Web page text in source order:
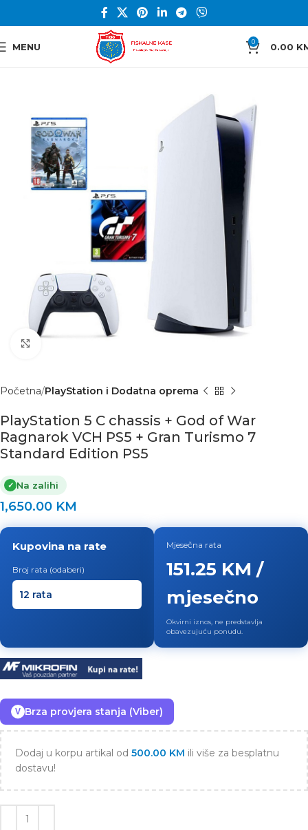
MENU 0 0.00
Početna PlayStation i Dodatna oprema
PlayStation 5 C chassis + God of War
Ragnarok VCH PS5 + Gran Turismo 7
Standard Edition PS5
✓ Na zalihi
1,650.00 KM
Kupovina na rate
Broj rata (odaberi)
Mjesečna rata
151.25 KM /
mjesečno
Okvirni iznos, ne predstavlja
obavezujuću ponudu.
V Brza provjera stanja (Viber)
Dodaj u korpu artikal od 500.00 KM ili više za besplatnu
dostavu!